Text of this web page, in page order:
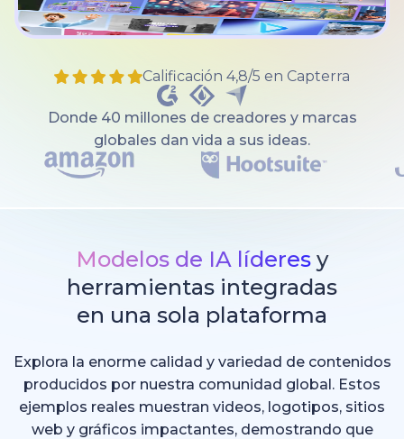
Calificación 4,8/5 en Capterra
Donde 40 millones de creadores y marcas
globales dan vida a sus ideas.
Modelos de IA líderes y
herramientas integradas
en una sola plataforma
Explora la enorme calidad y variedad de contenidos
producidos por nuestra comunidad global. Estos
ejemplos reales muestran videos, logotipos, sitios
web y gráficos impactantes, demostrando que